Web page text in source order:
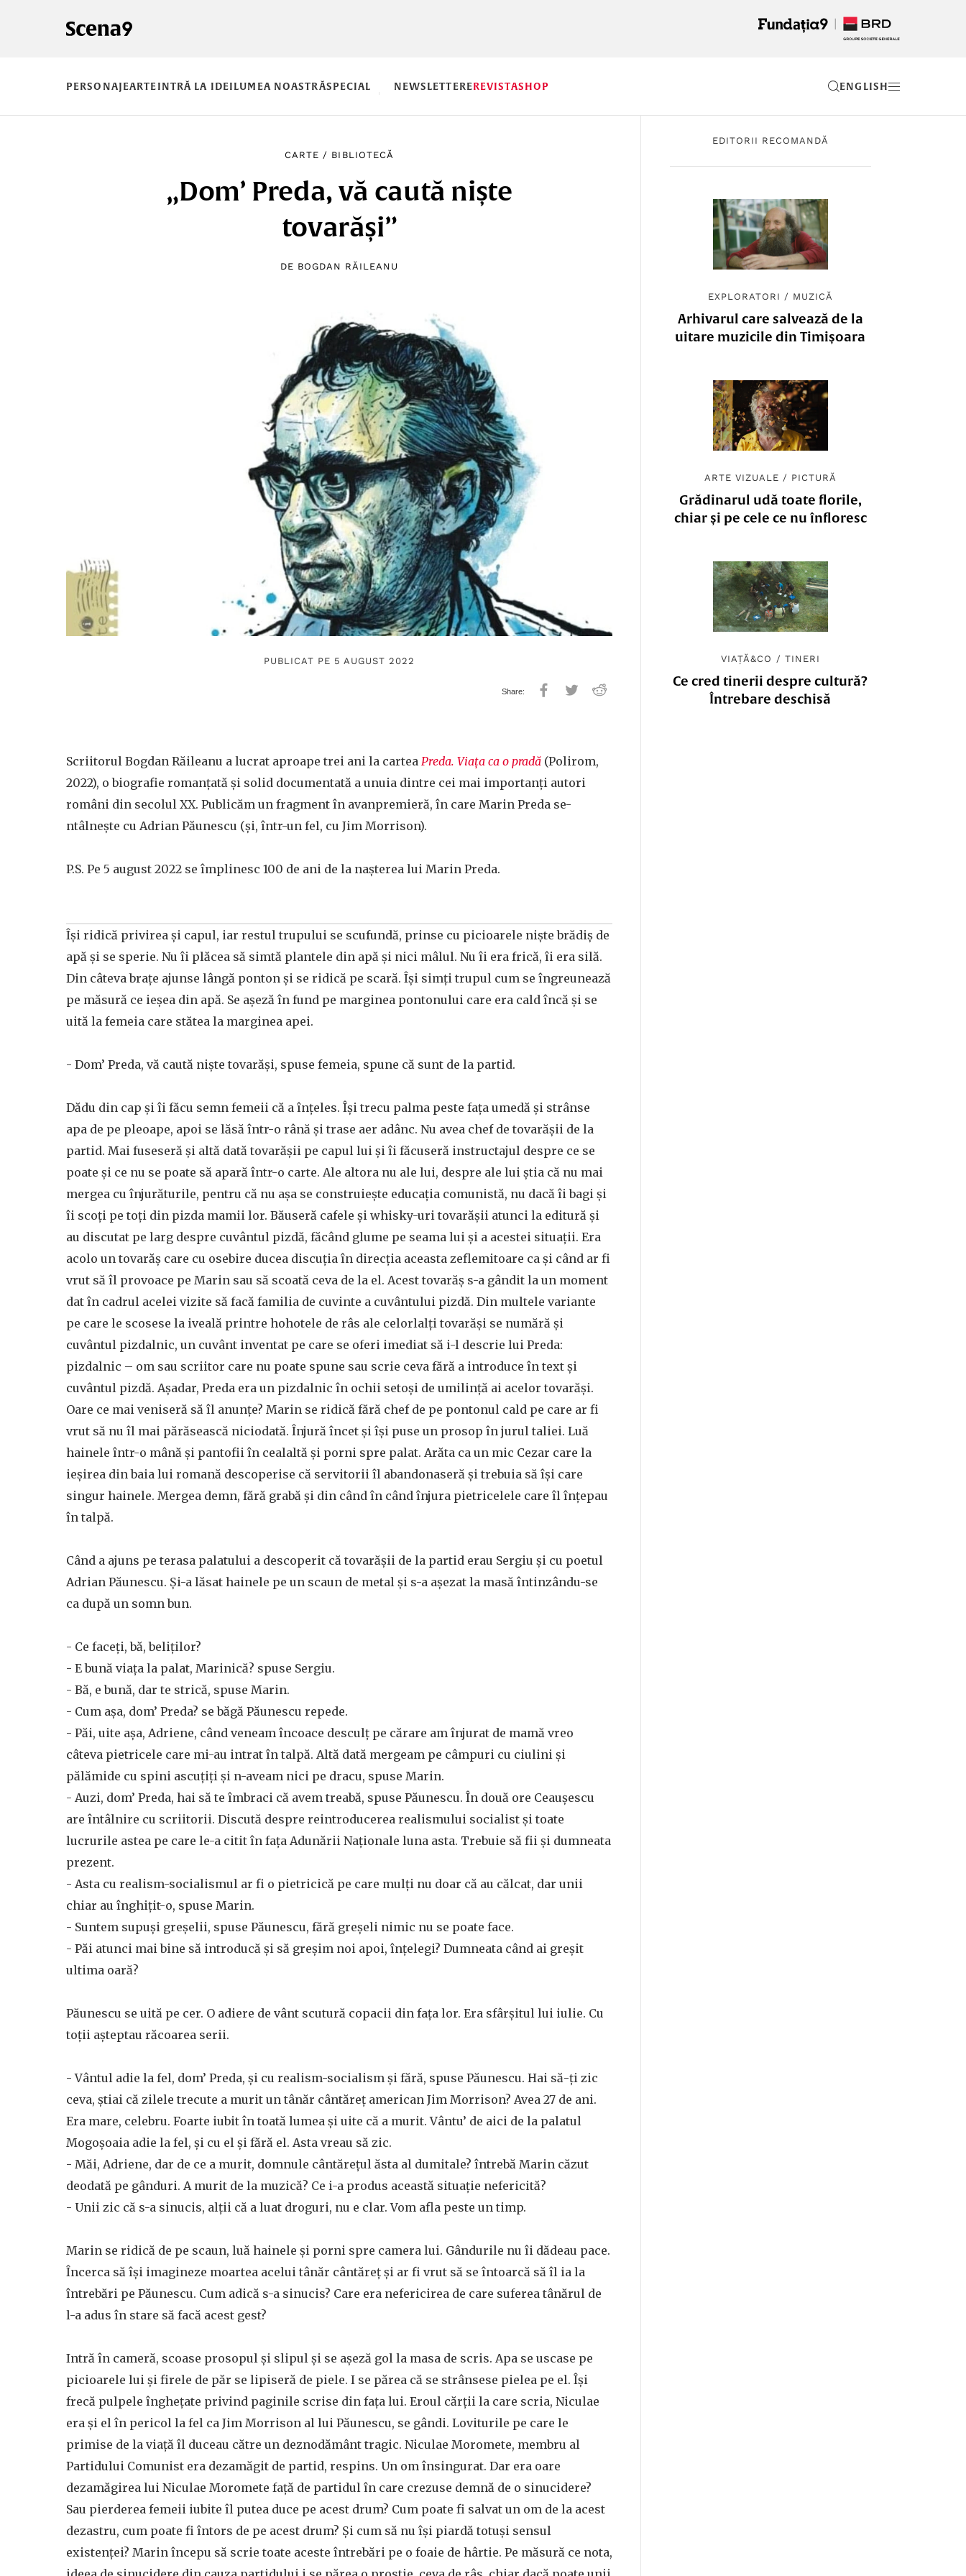
PERSONAJEARTEINTRĂ LA IDEILUMEA NOASTRĂSPECIAL NEWSLETTEREREVISTASHOP EN
CARTE / BIBLIOTECĂ
„Dom’ Preda, vă caută niște
tovarăși”
DE BOGDAN RĂILEANU
PUBLICAT PE 5 AUGUST 2022
Scriitorul Bogdan Răileanu a lucrat aproape trei ani la cartea Preda. Viața ca o pradă (Polirom,
2022), o biografie romanțată și solid documentată a unuia dintre cei mai importanți autori
români din secolul XX. Publicăm un fragment în avanpremieră, în care Marin Preda se-
ntâlnește cu Adrian Păunescu (și, într-un fel, cu Jim Morrison).
P.S. Pe 5 august 2022 se împlinesc 100 de ani de la nașterea lui Marin Preda.
Își ridică privirea și capul, iar restul trupului se scufundă, prinse cu picioarele niște brădiș de
apă și se sperie. Nu îi plăcea să simtă plantele din apă și nici mâlul. Nu îi era frică, îi era silă.
Din câteva brațe ajunse lângă ponton și se ridică pe scară. Își simți trupul cum se îngreunează
pe măsură ce ieșea din apă. Se așeză în fund pe marginea pontonului care era cald încă și se
uită la femeia care stătea la marginea apei.
- Dom’ Preda, vă caută niște tovarăși, spuse femeia, spune că sunt de la partid.
Dădu din cap și îi făcu semn femeii că a înțeles. Își trecu palma peste fața umedă și strânse
apa de pe pleoape, apoi se lăsă într-o rână și trase aer adânc. Nu avea chef de tovarășii de la
partid. Mai fuseseră și altă dată tovarășii pe capul lui și îi făcuseră instructajul despre ce se
poate și ce nu se poate să apară într-o carte. Ale altora nu ale lui, despre ale lui știa că nu mai
mergea cu înjurăturile, pentru că nu așa se construiește educația comunistă, nu dacă îi bagi și
îi scoți pe toți din pizda mamii lor. Băuseră cafele și whisky-uri tovarășii atunci la editură și
au discutat pe larg despre cuvântul pizdă, făcând glume pe seama lui și a acestei situații. Era
acolo un tovarăș care cu osebire ducea discuția în direcția aceasta zeflemitoare ca și când ar fi
vrut să îl provoace pe Marin sau să scoată ceva de la el. Acest tovarăș s-a gândit la un moment
dat în cadrul acelei vizite să facă familia de cuvinte a cuvântului pizdă. Din multele variante
pe care le scosese la iveală printre hohotele de râs ale celorlalți tovarăși se numără și
cuvântul pizdalnic, un cuvânt inventat pe care se oferi imediat să i-l descrie lui Preda:
pizdalnic – om sau scriitor care nu poate spune sau scrie ceva fără a introduce în text și
cuvântul pizdă. Așadar, Preda era un pizdalnic în ochii setoși de umilință ai acelor tovarăși.
Oare ce mai veniseră să îl anunțe? Marin se ridică fără chef de pe pontonul cald pe care ar fi
vrut să nu îl mai părăsească niciodată. Înjură încet și își puse un prosop în jurul taliei. Luă
hainele într-o mână și pantofii în cealaltă și porni spre palat. Arăta ca un mic Cezar care la
ieșirea din baia lui romană descoperise că servitorii îl abandonaseră și trebuia să își care
singur hainele. Mergea demn, fără grabă și din când în când înjura pietricelele care îl înțepau
în talpă.
Când a ajuns pe terasa palatului a descoperit că tovarășii de la partid erau Sergiu și cu poetul
Adrian Păunescu. Și-a lăsat hainele pe un scaun de metal și s-a așezat la masă întinzându-se
ca după un somn bun.
- Ce faceți, bă, beliților?
- E bună viața la palat, Marinică? spuse Sergiu.
- Bă, e bună, dar te strică, spuse Marin.
- Cum așa, dom’ Preda? se băgă Păunescu repede.
- Păi, uite așa, Adriene, când veneam încoace desculț pe cărare am înjurat de mamă vreo
câteva pietricele care mi-au intrat în talpă. Altă dată mergeam pe câmpuri cu ciulini și
pălămide cu spini ascuțiți și n-aveam nici pe dracu, spuse Marin.
- Auzi, dom’ Preda, hai să te îmbraci că avem treabă, spuse Păunescu. În două ore Ceaușescu
are întâlnire cu scriitorii. Discută despre reintroducerea realismului socialist și toate
lucrurile astea pe care le-a citit în fața Adunării Naționale luna asta. Trebuie să fii și dumneata
prezent.
- Asta cu realism-socialismul ar fi o pietricică pe care mulți nu doar că au călcat, dar unii
chiar au înghițit-o, spuse Marin.
- Suntem supuși greșelii, spuse Păunescu, fără greșeli nimic nu se poate face.
- Păi atunci mai bine să introducă și să greșim noi apoi, înțelegi? Dumneata când ai greșit
ultima oară?
Păunescu se uită pe cer. O adiere de vânt scutură copacii din fața lor. Era sfârșitul lui iulie. Cu
toții așteptau răcoarea serii.
- Vântul adie la fel, dom’ Preda, și cu realism-socialism și fără, spuse Păunescu. Hai să-ți zic
ceva, știai că zilele trecute a murit un tânăr cântăreț american Jim Morrison? Avea 27 de ani.
Era mare, celebru. Foarte iubit în toată lumea și uite că a murit. Vântu’ de aici de la palatul
Mogoșoaia adie la fel, și cu el și fără el. Asta vreau să zic.
- Măi, Adriene, dar de ce a murit, domnule cântărețul ăsta al dumitale? întrebă Marin căzut
deodată pe gânduri. A murit de la muzică? Ce i-a produs această situație nefericită?
- Unii zic că s-a sinucis, alții că a luat droguri, nu e clar. Vom afla peste un timp.
Marin se ridică de pe scaun, luă hainele și porni spre camera lui. Gândurile nu îi dădeau pace.
Încerca să își imagineze moartea acelui tânăr cântăreț și ar fi vrut să se întoarcă să îl ia la
întrebări pe Păunescu. Cum adică s-a sinucis? Care era nefericirea de care suferea tânărul de
l-a adus în stare să facă acest gest?
Intră în cameră, scoase prosopul și slipul și se așeză gol la masa de scris. Apa se uscase pe
picioarele lui și firele de păr se lipiseră de piele. I se părea că se strânsese pielea pe el. Își
frecă pulpele înghețate privind paginile scrise din fața lui. Eroul cărții la care scria, Niculae
era și el în pericol la fel ca Jim Morrison al lui Păunescu, se gândi. Loviturile pe care le
primise de la viață îl duceau către un deznodământ tragic. Niculae Moromete, membru al
Partidului Comunist era dezamăgit de partid, respins. Un om însingurat. Dar era oare
dezamăgirea lui Niculae Moromete față de partidul în care crezuse demnă de o sinucidere?
Sau pierderea femeii iubite îl putea duce pe acest drum? Cum poate fi salvat un om de la acest
dezastru, cum poate fi întors de pe acest drum? Și cum să nu își piardă totuși sensul
existenței? Marin începu să scrie toate aceste întrebări pe o foaie de hârtie. Pe măsură ce nota,
EDITORII RECOMANDĂ
EXPLORATORI / MUZICĂ
Arhivarul care salvează de la
uitare muzicile din Timișoara
ARTE VIZUALE / PICTURĂ
Grădinarul udă toate florile,
chiar și pe cele ce nu înfloresc
VIAȚĂ&CO / TINERI
Ce cred tinerii despre cultură?
Întrebare deschisă